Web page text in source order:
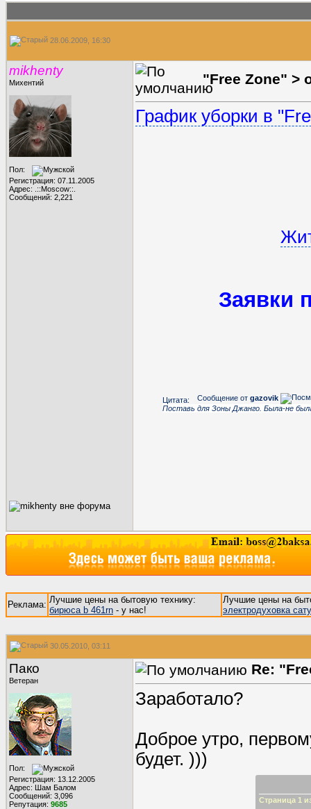
28.06.2009, 16:30
mikhenty
Михентий
Пол:
Регистрация: 07.11.2005
Адрес: .::Moscow::.
Сообщений: 2,221
"Free Zone" >
График уборки в
Заявки
Цитата: Сообщение от gazovik
Поставь для Зоны Джанго. Была-не
Реклама: Лучшие цены на бытовую технику:
бирюса b 461rn - у нас!
Лучшие цены на
электродуховка
30.05.2010, 03:11
Пако
Ветеран
Пол:
Регистрация: 13.12.2005
Адрес: Шам Балом
Сообщений: 3,096
Репутация: 9685
Re:
Заработало?
Доброе утро,
будет. )))
Страница 1